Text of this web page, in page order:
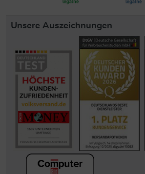
Unsere Auszeichnungen